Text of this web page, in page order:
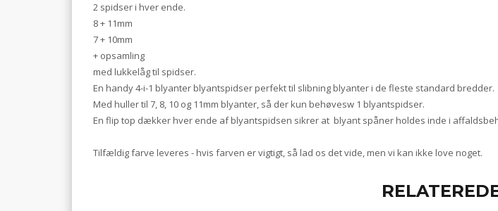
2 spidser i hver ende.
8 + 11mm
7 + 10mm
+ opsamling
med lukkelåg til spidser.
En handy 4-i-1 blyanter blyantspidser perfekt til slibning blyanter i de fleste standard bredder.
Med huller til 7, 8, 10 og 11mm blyanter, så der kun behøvesw 1 blyantspidser.
En flip top dækker hver ende af blyantspidsen sikrer at blyant spåner holdes inde i
Tilfældig farve leveres - hvis farven er vigtigt, så lad os det vide, men vi kan ikke love noget.